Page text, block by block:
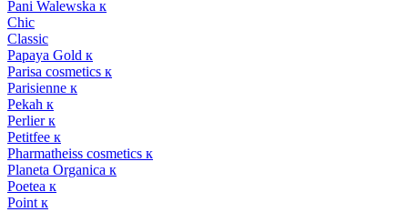
Pani Walewska к
Chic
Classic
Papaya Gold к
Parisa cosmetics к
Parisienne к
Pekah к
Perlier к
Petitfee к
Pharmatheiss cosmetics к
Planeta Organica к
Poetea к
Point к